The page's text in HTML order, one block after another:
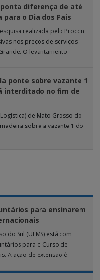
diferença de até
para o Dia dos Pais
realizada pelo Procon
nos preços de serviços
O levantamento
ponte sobre vazante 1
interditado no fim de
de Mato Grosso do
sobre a vazante 1 do
para ensinarem
do Sul (UEMS) está com
para o Curso de
A ação de extensão é